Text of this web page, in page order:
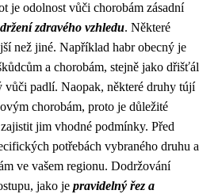
je odolnost vůči chorobám zásadní
zdravého vzhledu. Některé
než jiné. Například habr obecný je
a chorobám, stejně jako dřišťál
padlí. Naopak, některé druhy tújí
chorobám, proto je důležité
jim vhodné podmínky. Před
potřebách vybraného druhu a
ve vašem regionu. Dodržování
jako je pravidelný řez a